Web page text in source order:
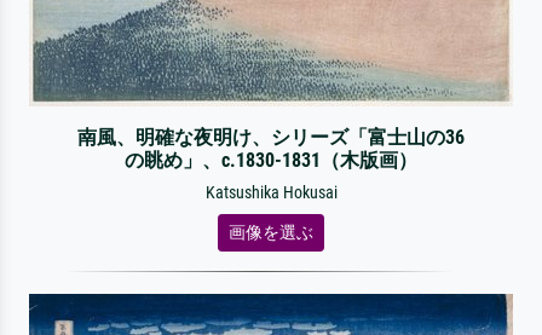
南風、明確な夜明け、シリーズ「富士山の36
の眺め」、c.1830-1831（木版画）
Katsushika Hokusai
画像を選ぶ